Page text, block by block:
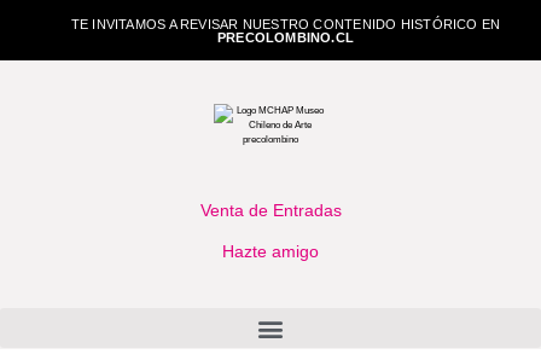
TE INVITAMOS A REVISAR NUESTRO CONTENIDO HISTÓRICO EN
PRECOLOMBINO.CL
Venta de Entradas
Hazte amigo